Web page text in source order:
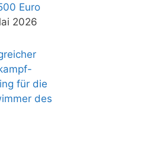
Euro
2026
für die
des